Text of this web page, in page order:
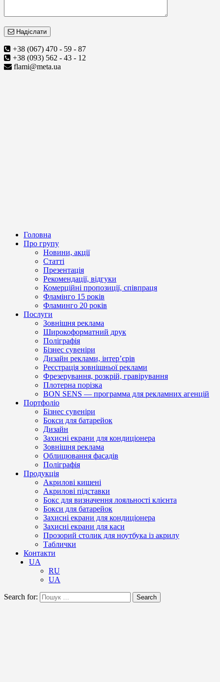
Надіслати
+38 (067) 470 - 59 - 87
+38 (093) 562 - 43 - 12
flami@meta.ua
Головна
Про групу
Новини, акції
Статті
Презентація
Рекомендації, відгуки
Комерційні пропозиції, співпраця
Фламінго 15 років
Фламинго 20 років
Послуги
Зовнішня реклама
Широкоформатний друк
Поліграфія
Бізнес сувеніри
Дизайн реклами, інтер’єрів
Реєстрація зовнішньої реклами
Фрезерування, розкрій, гравірування
Плотерна порізка
BON SENS — программа для рекламних агенцій
Портфоліо
Бізнес сувеніри
Бокси для батарейок
Дизайн
Захисні екрани для кондиціонера
Зовнішня реклама
Облицювання фасадів
Поліграфія
Продукція
Акрилові кишені
Акрилові підставки
Бокс для визначення лояльності клієнта
Бокси для батарейок
Захисні екрани для кондиціонера
Захисні екрани для каси
Прозорий столик для ноутбука із акрилу
Таблички
Контакти
UA
RU
UA
Search for: Search